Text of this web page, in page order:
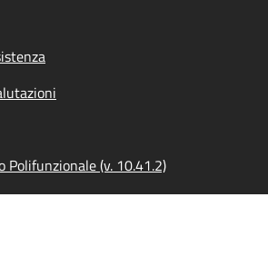
Polifunzionale (v. 10.41.2)